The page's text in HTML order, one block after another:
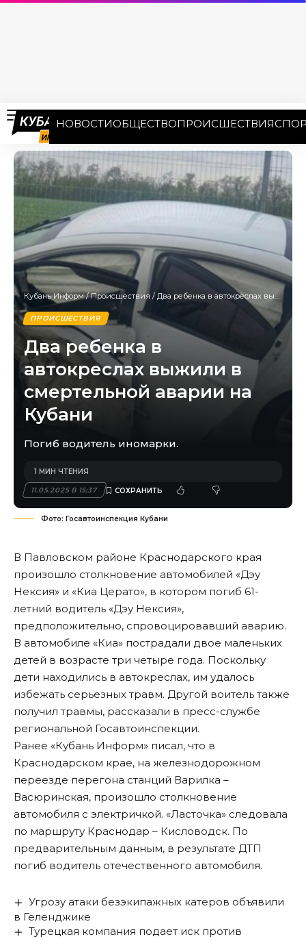
НОВОСТИОБЩЕСТВОПРОИСШЕСТВИЯ
Кубань Информ/Происшествия / Два ребенка в автокреслах выжили в смертельной аварии на Кубани
ПРОИСШЕСТВИЯ
Два ребенка в
автокреслах выжили в
смертельной аварии на
Кубани
Погиб водитель иномарки.
11.05.2025 В 15:37
1 МИН ЧТЕНИЯ
Фото: Госавтоинспекция Кубани
В Павловском районе Краснодарского края
произошло столкновение автомобилей «Дэу
Нексия» и «Киа Церато», в котором погиб 61-
летний водитель «Дэу Нексия»,
предположительно, спровоцировавший аварию.
В автомобиле «Киа» пострадали двое маленьких
детей в возрасте три четыре года. Поскольку
дети находились в автокреслах, им удалось
избежать серьезных травм. Другой воитель также
получил травмы, рассказали в пресс-службе
региональной Госавтоинспекции.
Ранее «Кубань Информ» писал, что в
Краснодарском крае, на железнодорожном
переезде перегона станций Варилка –
Васюринская, произошло столкновение
автомобиля с электричкой. «Ласточка» следовала
по маршруту Краснодар – Кисловодск. По
предварительным данным, в результате ДТП
погиб водитель отечественного автомобиля.
Угрозу атаки безэкипажных катеров объявили
в Геленджике
Турецкая компания подает иск против